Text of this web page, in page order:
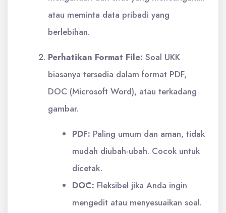
atau meminta data pribadi yang
berlebihan.
Perhatikan Format File: Soal UKK
biasanya tersedia dalam format PDF,
DOC (Microsoft Word), atau terkadang
gambar.
PDF: Paling umum dan aman, tidak
mudah diubah-ubah. Cocok untuk
dicetak.
DOC: Fleksibel jika Anda ingin
mengedit atau menyesuaikan soal.